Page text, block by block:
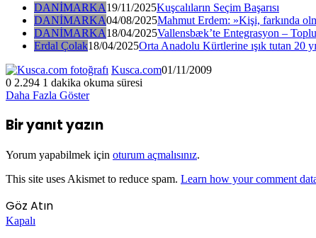
DANİMARKA19/11/2025Kuşcalıların Seçim Başarısı
DANİMARKA04/08/2025Mahmut Erdem: »Kişi, farkında
DANİMARKA18/04/2025Vallensbæk’te Entegrasyon –
Erdal Çolak18/04/2025Orta Anadolu Kürtlerine ışık tutan 20
Kusca.com01/11/2009
0 2.294 1 dakika okuma süresi
Daha Fazla Göster
Bir yanıt yazın
Yorum yapabilmek için oturum açmalısınız.
This site uses Akismet to reduce spam. Learn how your comment
Göz Atın
Kapalı